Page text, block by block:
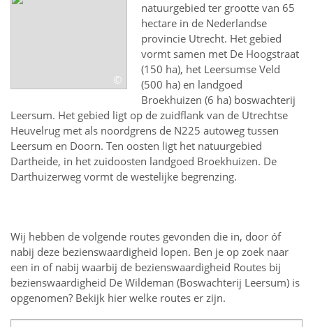
©
natuurgebied ter grootte van 65
hectare in de Nederlandse
provincie Utrecht. Het gebied
vormt samen met De Hoogstraat
(150 ha), het Leersumse Veld
(500 ha) en landgoed
Broekhuizen (6 ha) boswachterij
Leersum. Het gebied ligt op de zuidflank van de Utrechtse
Heuvelrug met als noordgrens de N225 autoweg tussen
Leersum en Doorn. Ten oosten ligt het natuurgebied
Dartheide, in het zuidoosten landgoed Broekhuizen. De
Darthuizerweg vormt de westelijke begrenzing.
Wij hebben de volgende routes gevonden die in, door óf
nabij deze bezienswaardigheid lopen. Ben je op zoek naar
een in of nabij waarbij de bezienswaardigheid Routes bij
bezienswaardigheid De Wildeman (Boswachterij Leersum) is
opgenomen? Bekijk hier welke routes er zijn.